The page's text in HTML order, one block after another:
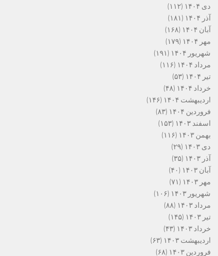
دی ۱۴۰۴
(۱۱۲)
آذر ۱۴۰۴
(۱۸۱)
آبان ۱۴۰۴
(۱۶۸)
مهر ۱۴۰۴
(۱۷۹)
شهریور ۱۴۰۴
(۱۹۱)
مرداد ۱۴۰۴
(۱۱۶)
تیر ۱۴۰۴
(۵۳)
خرداد ۱۴۰۴
(۴۸)
اردیبهشت ۱۴۰۴
(۱۴۶)
فروردین ۱۴۰۴
(۸۳)
اسفند ۱۴۰۳
(۱۵۳)
بهمن ۱۴۰۳
(۱۱۶)
دی ۱۴۰۳
(۲۹)
آذر ۱۴۰۳
(۳۵)
آبان ۱۴۰۳
(۴۰)
مهر ۱۴۰۳
(۷۱)
شهریور ۱۴۰۳
(۱۰۶)
مرداد ۱۴۰۳
(۸۸)
تیر ۱۴۰۳
(۱۴۵)
خرداد ۱۴۰۳
(۴۳)
اردیبهشت ۱۴۰۳
(۶۳)
فروردین ۱۴۰۳
(۶۸)